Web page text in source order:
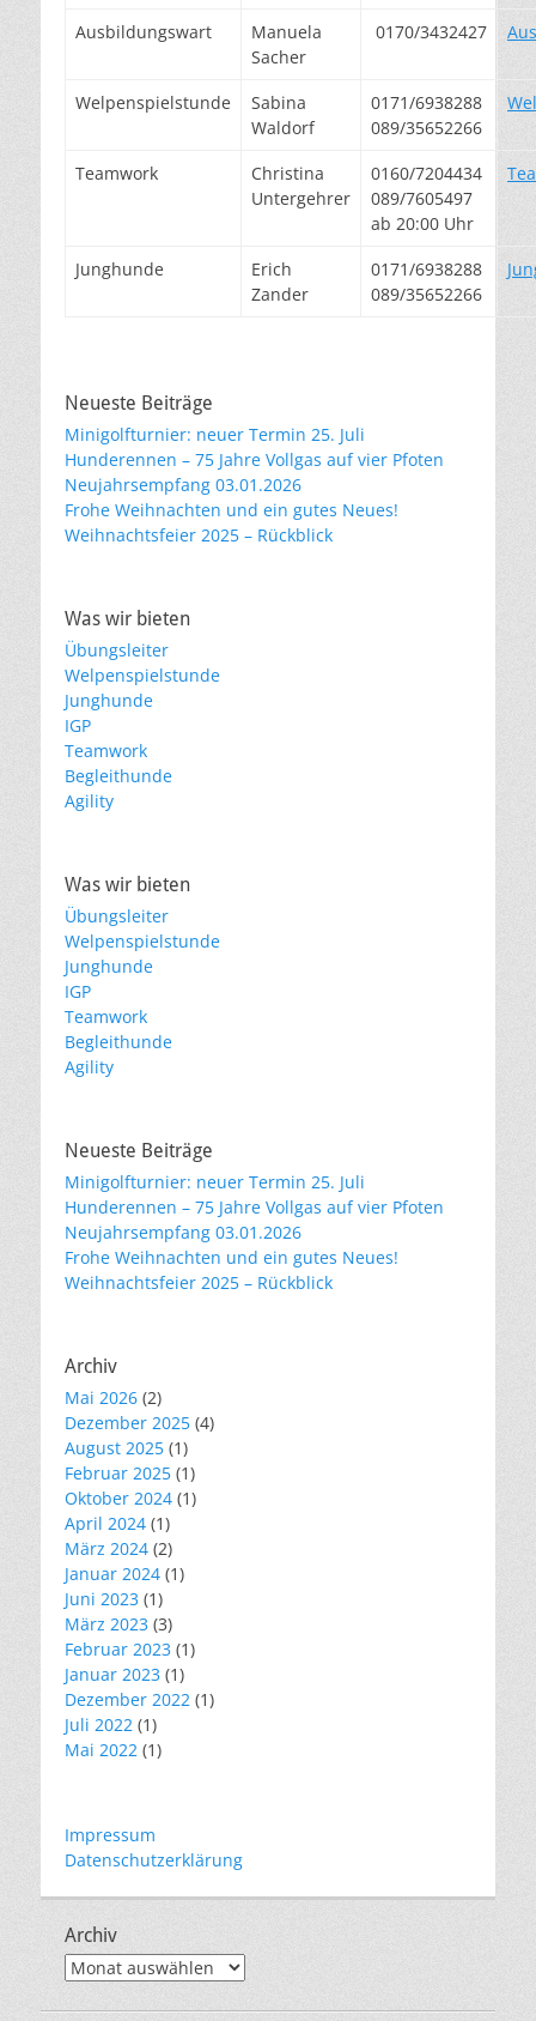
Ausbildungswart
Manuela
Sacher
0170/3432427
Welpenspielstunde
Sabina
Waldorf
0171/6938288
089/35652266
Teamwork
Christina
Untergehrer
0160/7204434
089/7605497
ab 20:00 Uhr
Junghunde
Erich
Zander
0171/6938288
089/35652266
Neueste Beiträge
Minigolfturnier: neuer Termin 25. Juli
Hunderennen – 75 Jahre Vollgas auf vier Pfoten
Neujahrsempfang 03.01.2026
Frohe Weihnachten und ein gutes Neues!
Weihnachtsfeier 2025 – Rückblick
Was wir bieten
Übungsleiter
Welpenspielstunde
Junghunde
IGP
Teamwork
Begleithunde
Agility
Was wir bieten
Übungsleiter
Welpenspielstunde
Junghunde
IGP
Teamwork
Begleithunde
Agility
Neueste Beiträge
Minigolfturnier: neuer Termin 25. Juli
Hunderennen – 75 Jahre Vollgas auf vier Pfoten
Neujahrsempfang 03.01.2026
Frohe Weihnachten und ein gutes Neues!
Weihnachtsfeier 2025 – Rückblick
Archiv
Mai 2026 (2)
Dezember 2025 (4)
August 2025 (1)
Februar 2025 (1)
Oktober 2024 (1)
April 2024 (1)
März 2024 (2)
Januar 2024 (1)
Juni 2023 (1)
März 2023 (3)
Februar 2023 (1)
Januar 2023 (1)
Dezember 2022 (1)
Juli 2022 (1)
Mai 2022 (1)
Impressum
Datenschutzerklärung
Archiv
Archiv